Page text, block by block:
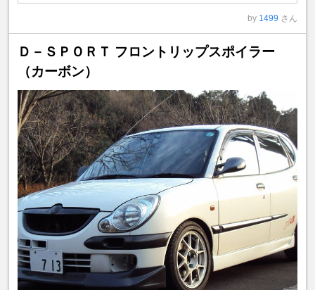
by 1499 さん
Ｄ－ＳＰＯＲＴ フロントリップスポイラー
（カーボン）